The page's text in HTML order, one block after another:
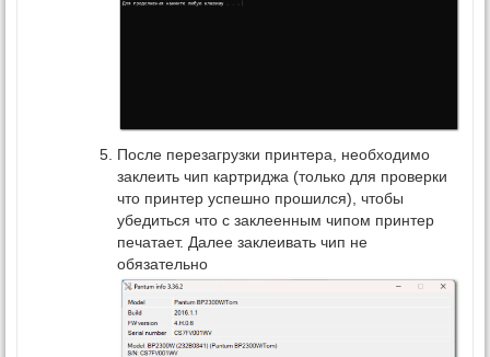
После перезагрузки принтера, необходимо
заклеить чип картриджа (только для проверки
что принтер успешно прошился), чтобы
убедиться что с заклеенным чипом принтер
печатает. Далее заклеивать чип не
обязательно